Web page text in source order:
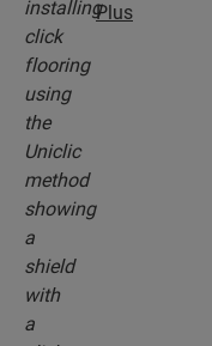
systèmes de
Plus